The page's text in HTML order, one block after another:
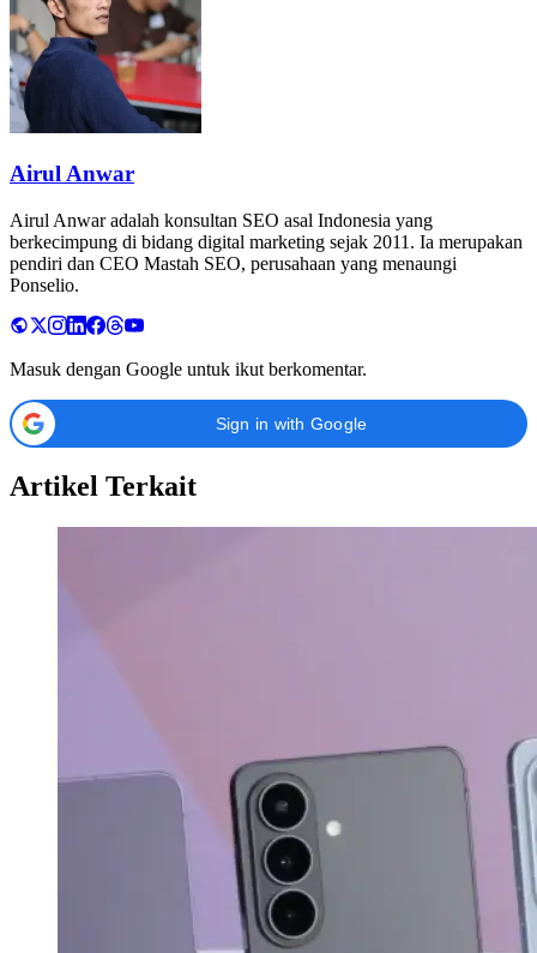
Airul Anwar
Airul Anwar adalah konsultan SEO asal Indonesia yang
berkecimpung di bidang digital marketing sejak 2011. Ia merupakan
pendiri dan CEO Mastah SEO, perusahaan yang menaungi
Ponselio.
Masuk dengan Google untuk ikut berkomentar.
Sign in with Google
Artikel Terkait